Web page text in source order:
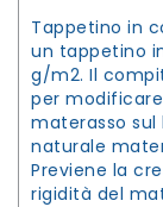
Tappetino in
un tappetino
g/m2. Il
per
materasso sul
naturale
Previene la
rigidità del